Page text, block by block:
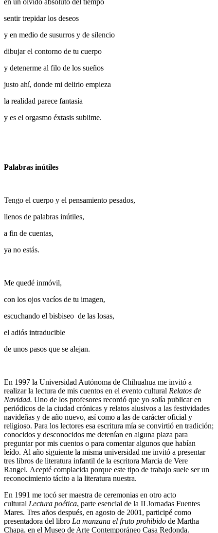
sentir trepidar los deseos
y en medio de susurros y de silencio
dibujar el contorno de tu cuerpo
y detenerme al filo de los sueños
justo ahí, donde mi delirio empieza
la realidad parece fantasía
y es el orgasmo éxtasis sublime.
Palabras inútiles
Tengo el cuerpo y el pensamiento pesados,
llenos de palabras inútiles,
a fin de cuentas,
ya no estás.
Me quedé inmóvil,
con los ojos vacíos de tu imagen,
escuchando el bisbiseo de las losas,
el adiós intraducible
de unos pasos que se alejan.
En 1997 la Universidad Autónoma de Chihuahua me invitó a
realizar la lectura de mis cuentos en el evento cultural Relatos de
Navidad. Uno de los profesores recordó que yo solía publicar en
periódicos de la ciudad crónicas y relatos alusivos a las festividades
navideñas y de año nuevo, así como a las de carácter oficial y
religioso. Para los lectores esa escritura mía se convirtió en tradición;
conocidos y desconocidos me detenían en alguna plaza para
preguntar por mis cuentos o para comentar algunos que habían
leído. Al año siguiente la misma universidad me invitó a presentar
tres libros de literatura infantil de la escritora Marcia de Vere
Rangel. Acepté complacida porque este tipo de trabajo suele ser un
reconocimiento tácito a la literatura nuestra.
En 1991 me tocó ser maestra de ceremonias en otro acto
cultural Lectura poética, parte esencial de la II Jornadas Fuentes
Mares. Tres años después, en agosto de 2001, participé como
presentadora del libro La manzana el fruto prohibido de Martha
Chapa, en el Museo de Arte Contemporáneo Casa Redonda.